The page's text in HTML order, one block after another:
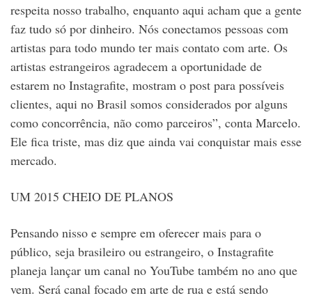
respeita nosso trabalho, enquanto aqui acham que a gente
faz tudo só por dinheiro. Nós conectamos pessoas com
artistas para todo mundo ter mais contato com arte. Os
artistas estrangeiros agradecem a oportunidade de
estarem no Instagrafite, mostram o post para possíveis
clientes, aqui no Brasil somos considerados por alguns
como concorrência, não como parceiros”, conta Marcelo.
Ele fica triste, mas diz que ainda vai conquistar mais esse
mercado.
UM 2015 CHEIO DE PLANOS
Pensando nisso e sempre em oferecer mais para o
público, seja brasileiro ou estrangeiro, o Instagrafite
planeja lançar um canal no YouTube também no ano que
vem. Será canal focado em arte de rua e está sendo